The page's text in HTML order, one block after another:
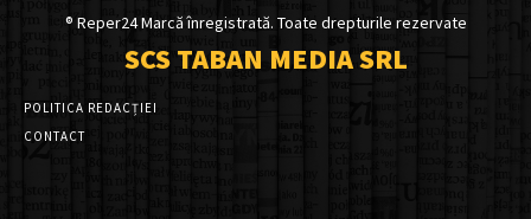
® Reper24 Marcă înregistrată. Toate drepturile rezervate
SCS TABAN MEDIA SRL
POLITICA REDACȚIEI
CONTACT